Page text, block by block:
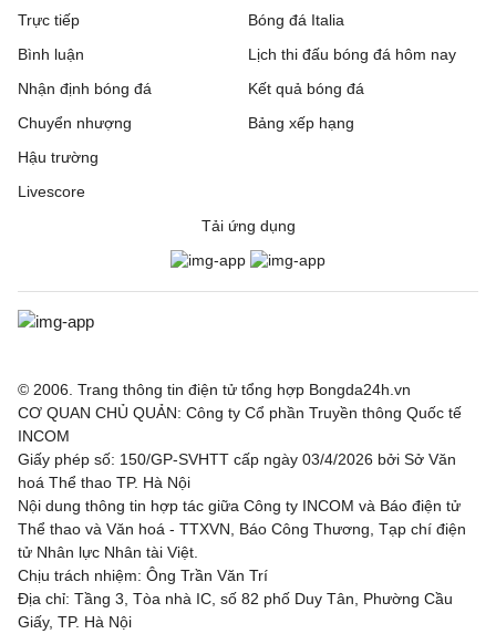
Trực tiếp
Bóng đá Italia
Bình luận
Nhận định bóng đá
Chuyển nhượng
Hậu trường
Livescore
Lịch thi đấu bóng đá hôm nay
Kết quả bóng đá
Bảng xếp hạng
Tải ứng dụng
© 2006. Trang thông tin điện tử tổng hợp Bongda24h.vn
CƠ QUAN CHỦ QUẢN: Công ty Cổ phần Truyền thông Quốc tế
INCOM
Giấy phép số: 150/GP-SVHTT cấp ngày 03/4/2026 bởi Sở Văn
hoá Thể thao TP. Hà Nội
Nội dung thông tin hợp tác giữa Công ty INCOM và Báo điện tử
Thể thao và Văn hoá - TTXVN, Báo Công Thương, Tạp chí điện
tử Nhân lực Nhân tài Việt.
Chịu trách nhiệm: Ông Trần Văn Trí
Địa chỉ: Tầng 3, Tòa nhà IC, số 82 phố Duy Tân, Phường Cầu
Giấy, TP. Hà Nội